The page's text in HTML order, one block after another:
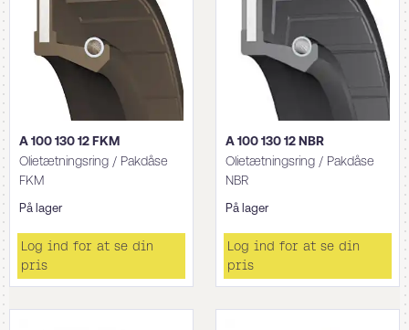
A 100 130 12 FKM
Olietætningsring / Pakdåse
FKM
På lager
Log ind for at se din
pris
A 100 130 12 NBR
Olietætningsring / Pakdåse
NBR
På lager
Log ind for at se din
pris